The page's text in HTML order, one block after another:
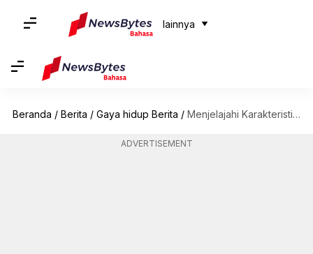
lainnya
Beranda / Berita / Gaya hidup Berita / Menjelajahi Karakteristik Unik Dari Kunyit Hitam
ADVERTISEMENT